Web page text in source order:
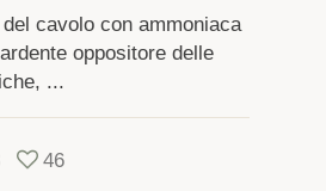
cavolo con ammoniaca
oppositore delle
...
46